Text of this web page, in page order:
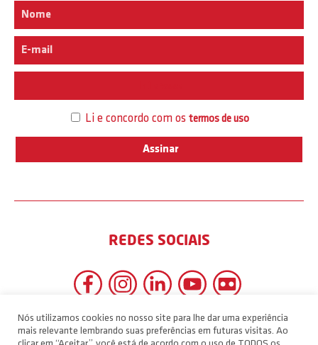
Li e concordo com os termos de uso
REDES SOCIAIS
Nós utilizamos cookies no nosso site para lhe dar uma experiência
mais relevante lembrando suas preferências em futuras visitas. Ao